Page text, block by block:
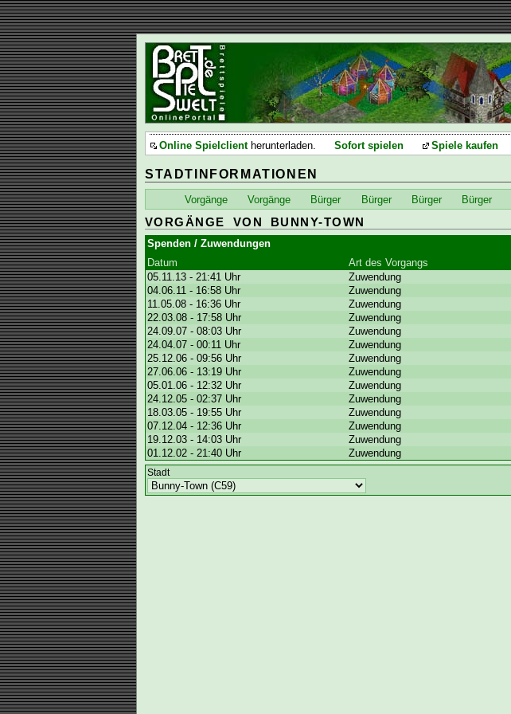
Online Spielclientherunterladen. Sofort spielen Spiele kaufen
STADTINFORMATIONEN
Vorgänge Vorgänge Bürger Bürger Bürger Bürger
VORGÄNGE VON BUNNY-TOWN
Spenden / Zuwendungen
Datum
Art des Vorgangs
05.11.13 - 21:41 Uhr
Zuwendung
04.06.11 - 16:58 Uhr
Zuwendung
11.05.08 - 16:36 Uhr
Zuwendung
22.03.08 - 17:58 Uhr
Zuwendung
24.09.07 - 08:03 Uhr
Zuwendung
24.04.07 - 00:11 Uhr
Zuwendung
25.12.06 - 09:56 Uhr
Zuwendung
27.06.06 - 13:19 Uhr
Zuwendung
05.01.06 - 12:32 Uhr
Zuwendung
24.12.05 - 02:37 Uhr
Zuwendung
18.03.05 - 19:55 Uhr
Zuwendung
07.12.04 - 12:36 Uhr
Zuwendung
19.12.03 - 14:03 Uhr
Zuwendung
01.12.02 - 21:40 Uhr
Zuwendung
Stadt